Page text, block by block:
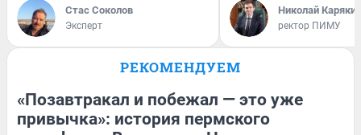
Стас Соколов
Эксперт
Николай Карякин
ректор ПИМУ
РЕКОМЕНДУЕМ
«Позавтракал и побежал — это уже
привычка»: история пермского